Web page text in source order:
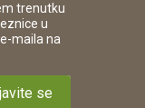
trenutku
u
maila na
se